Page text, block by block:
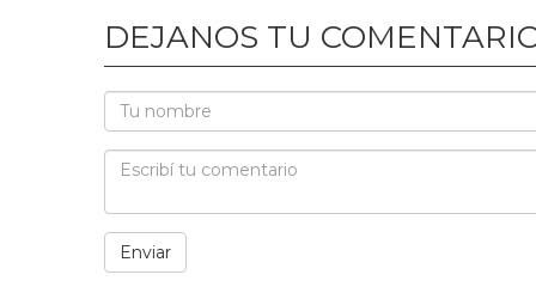
DEJANOS TU